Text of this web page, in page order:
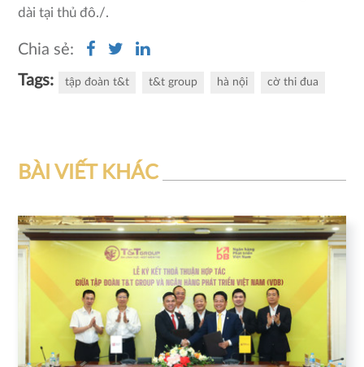
dài tại thủ đô./.
Chia sẻ:
Tags:
tập đoàn t&t t&t group hà nội cờ thi đua
BÀI VIẾT KHÁC